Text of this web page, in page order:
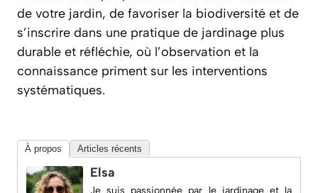
de votre jardin, de favoriser la biodiversité et de
s’inscrire dans une pratique de jardinage plus
durable et réfléchie, où l’observation et la
connaissance priment sur les interventions
systématiques.
À propos Articles récents
Elsa